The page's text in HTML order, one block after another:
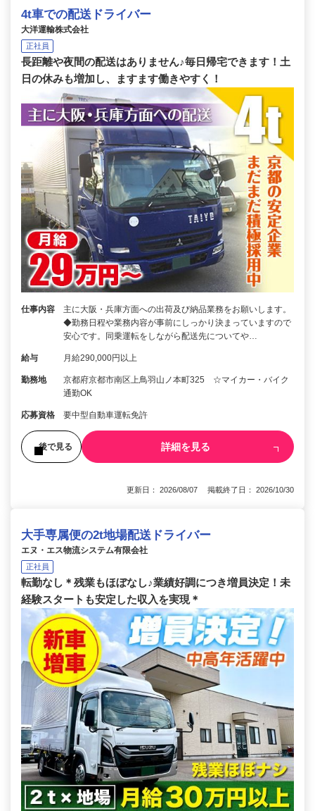
4t車での配送ドライバー
大洋運輸株式会社
正社員
長距離や夜間の配送はありません♪毎日帰宅できます！土
日の休みも増加し、ますます働きやすく！
仕事内容
主に大阪・兵庫方面への出荷及び納品業務をお願いします。
◆勤務日程や業務内容が事前にしっかり決まっていますので
安心です。同乗運転をしながら配送先についてや…
給与 月給290,000円以上
勤務地
京都府京都市南区上鳥羽山ノ本町325 ☆マイカー・バイク
通勤OK
応募資格 要中型自動車運転免許
後で見る 詳細を見る
更新日： 2026/08/07 掲載終了日： 2026/10/30
大手専属便の2t地場配送ドライバー
エヌ・エス物流システム有限会社
正社員
転勤なし＊残業もほぼなし♪業績好調につき増員決定！未
経験スタートも安定した収入を実現＊